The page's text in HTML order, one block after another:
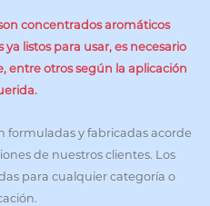
concentrados aromáticos
listos para usar, es necesario
entre otros según la aplicación
formuladas y fabricadas acorde
de nuestros clientes. Los
para cualquier categoría o